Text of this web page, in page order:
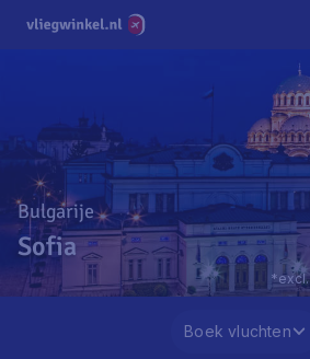
Bulgarije
Sofia
Boek vluchten